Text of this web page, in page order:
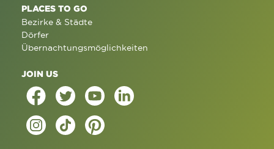
PLACES TO GO
Bezirke & Städte
Dörfer
Übernachtungsmöglichkeiten
JOIN US